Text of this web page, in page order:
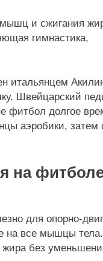
и сжигания
гимнастика,
итальянцем
Швейцарский
фитбол долгое
аэробики,
на
для опорно-
на все мышцы
жира без